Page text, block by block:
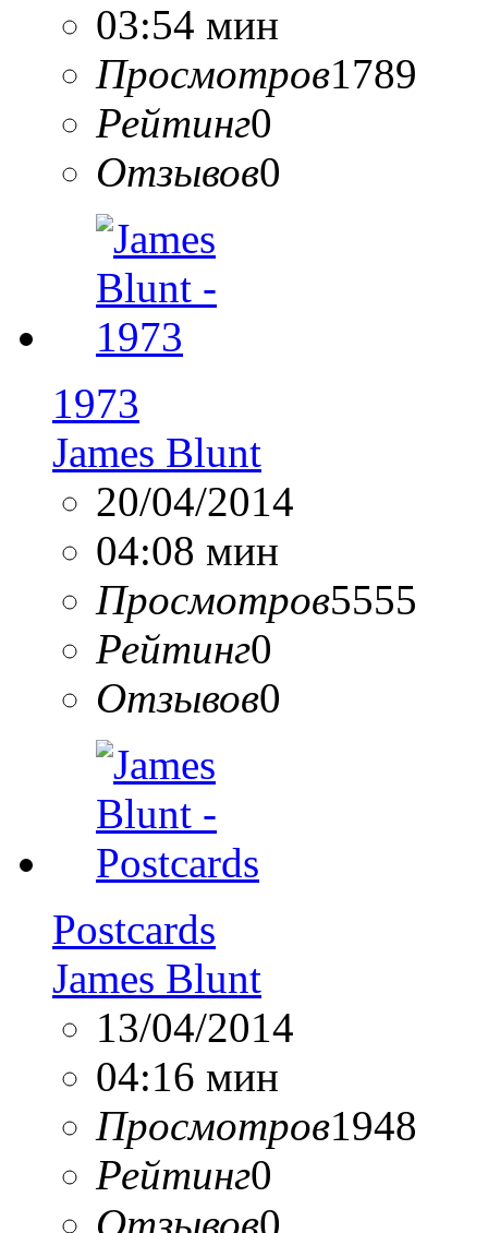
03:54 мин
Просмотров1789
Рейтинг0
Отзывов0
1973
James Blunt
20/04/2014
04:08 мин
Просмотров5555
Рейтинг0
Отзывов0
Postcards
James Blunt
13/04/2014
04:16 мин
Просмотров1948
Рейтинг0